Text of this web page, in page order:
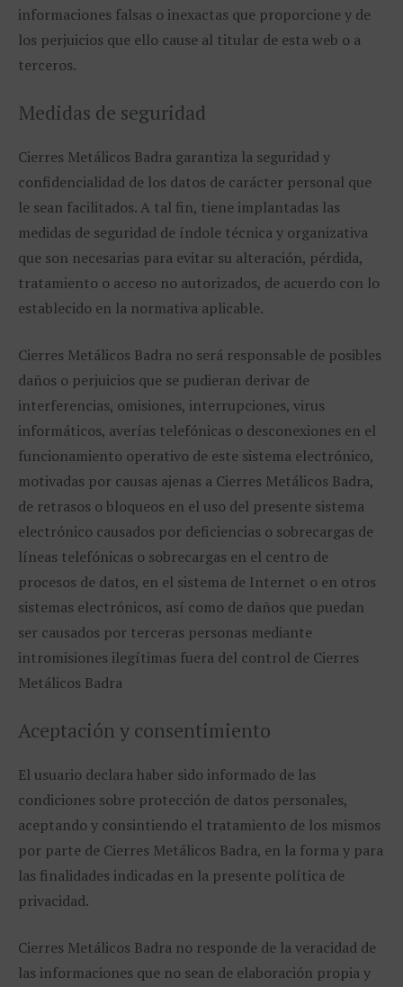
informaciones falsas o inexactas que proporcione y de
los perjuicios que ello cause al titular de esta web o a
terceros.
Medidas de seguridad
Cierres Metálicos Badra garantiza la seguridad y
confidencialidad de los datos de carácter personal que
le sean facilitados. A tal fin, tiene implantadas las
medidas de seguridad de índole técnica y organizativa
que son necesarias para evitar su alteración, pérdida,
tratamiento o acceso no autorizados, de acuerdo con lo
establecido en la normativa aplicable.
Cierres Metálicos Badra no será responsable de posibles
daños o perjuicios que se pudieran derivar de
interferencias, omisiones, interrupciones, virus
informáticos, averías telefónicas o desconexiones en el
funcionamiento operativo de este sistema electrónico,
motivadas por causas ajenas a Cierres Metálicos Badra,
de retrasos o bloqueos en el uso del presente sistema
electrónico causados por deficiencias o sobrecargas de
líneas telefónicas o sobrecargas en el centro de
procesos de datos, en el sistema de Internet o en otros
sistemas electrónicos, así como de daños que puedan
ser causados por terceras personas mediante
intromisiones ilegítimas fuera del control de Cierres
Metálicos Badra
Aceptación y consentimiento
El usuario declara haber sido informado de las
condiciones sobre protección de datos personales,
aceptando y consintiendo el tratamiento de los mismos
por parte de Cierres Metálicos Badra, en la forma y para
las finalidades indicadas en la presente política de
privacidad.
Cierres Metálicos Badra no responde de la veracidad de
las informaciones que no sean de elaboración propia y